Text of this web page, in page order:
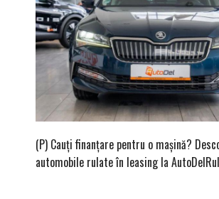
(P) Cauți finanțare pentru o mașină?
automobile rulate în leasing la